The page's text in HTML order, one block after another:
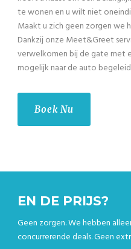
te wonen en u wilt niet
Maakt u zich geen zorgen we
Dankzij onze Meet&Greet
verwelkomen bij de gate met
mogelijk naar de auto
Boek Nu
EN DE PRIJS?
Geen zorgen. We hebben
concurrerende deals. Geen